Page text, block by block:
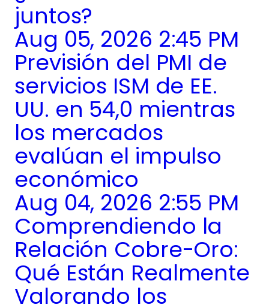
juntos?
Aug 05, 2026 2:45 PM
Previsión del PMI de
servicios ISM de EE.
UU. en 54,0 mientras
los mercados
evalúan el impulso
económico
Aug 04, 2026 2:55 PM
Comprendiendo la
Relación Cobre-Oro:
Qué Están Realmente
Valorando los